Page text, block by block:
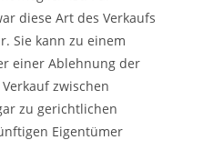
diese Art des Verkaufs
Sie kann zu einem
einer Ablehnung der
zwischen
zu gerichtlichen
Eigentümer